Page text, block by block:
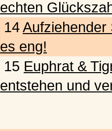
echten
14Aufziehender
es eng!
15 Euphrat &
entstehen und